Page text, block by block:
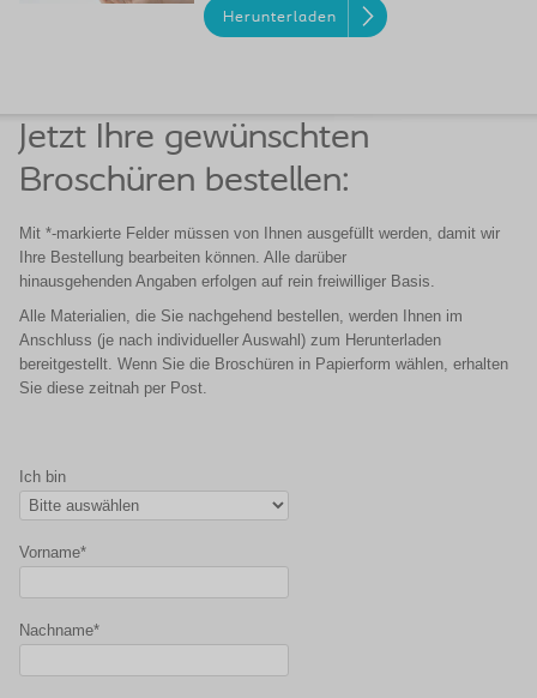
Herunterladen
Jetzt Ihre gewünschten
Broschüren bestellen:
Mit *-markierte Felder müssen von Ihnen ausgefüllt werden, damit wir
Ihre Bestellung bearbeiten können. Alle darüber
hinausgehenden Angaben erfolgen auf rein freiwilliger Basis.
Alle Materialien, die Sie nachgehend bestellen, werden Ihnen im
Anschluss (je nach individueller Auswahl) zum Herunterladen
bereitgestellt. Wenn Sie die Broschüren in Papierform wählen, erhalten
Sie diese zeitnah per Post.
Ich bin
Vorname*
Nachname*